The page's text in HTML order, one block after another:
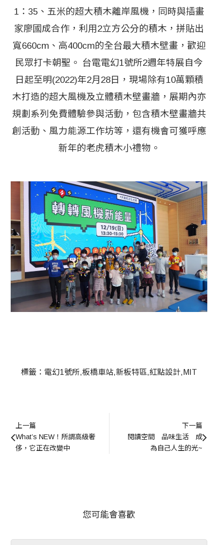
1：35、五米的超大積木離岸風機，同時與插畫
家廖國成合作，利用2立方公分的積木，拼貼出
寬660cm、高400cm的全台最大積木壁畫，歡迎
民眾打卡朝聖。 台電電幻1號所2週年特展自今
日起至明(2022)年2月28日，現場除有10萬顆積
木打造的超大風機及立體積木壁畫牆，展期內亦
規劃系列免費體驗參與活動，包含積木壁畫牆共
創活動、風力能源工作坊等，還有機會可獲呼應
新年的老虎積木小禮物。
標籤： 電幻1號所 板橋車站 新板特區 紅點設計 MIT
上一篇
What’s NEW！所謂高級奢
侈，它正在改變中
下一篇
閱讀空間　品味生活　成
為自己人生的光~
您可能會喜歡